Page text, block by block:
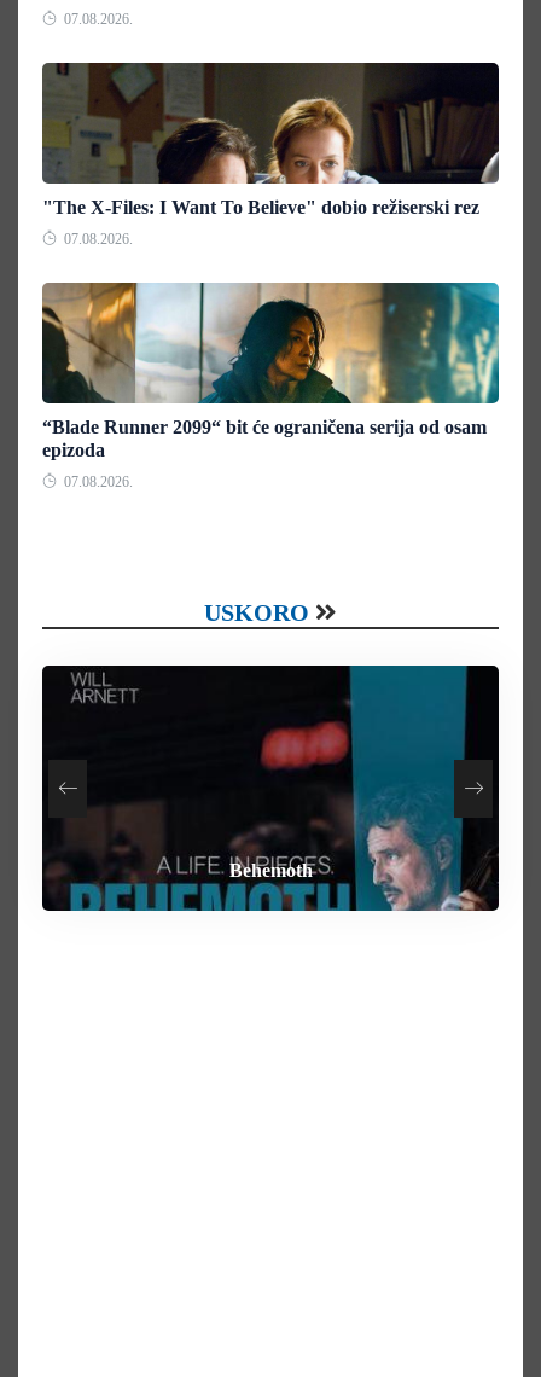
07.08.2026.
"The X-Files: I Want To Believe" dobio režiserski rez
07.08.2026.
“Blade Runner 2099“ bit će ograničena serija od osam
epizoda
07.08.2026.
USKORO
Heart of the Beast
Behemoth
How To Rob A Bank
By Any Means